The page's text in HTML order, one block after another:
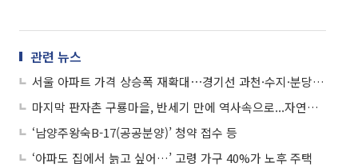
관련 뉴스
서울 아파트 가격 상승폭 재확대⋯경기선 과천·수지·분당·광명 ‘질주’
마지막 판자촌 구룡마을, 반세기 만에 역사속으로...자연친화형 대단지로 거듭난다
‘남양주왕숙B-17(공공분양)’ 청약 접수 등
‘아파도 집에서 늙고 싶어…’ 고령 가구 40%가 노후 주택